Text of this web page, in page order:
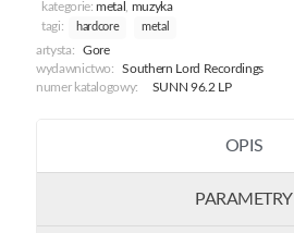
kategorie:metal , muzyka
tagi:
hardcore metal
artysta:
Gore
wydawnictwo:
Southern Lord Recordings
numer katalogowy:
SUNN 96.2 LP
OPIS
PARAMETRY